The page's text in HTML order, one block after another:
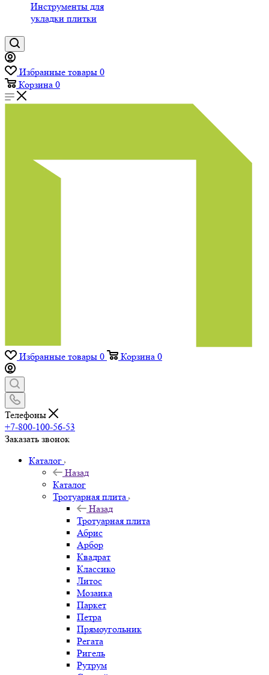
Инструменты для
укладки плитки
Избранные товары 0
Корзина 0
Избранные товары 0 Корзина 0
Телефоны
+7-800-100-56-53
Заказать звонок
Каталог
Назад
Каталог
Тротуарная плита
Назад
Тротуарная плита
Абрис
Арбор
Квадрат
Классико
Литос
Мозаика
Паркет
Петра
Прямоугольник
Регата
Ригель
Рутрум